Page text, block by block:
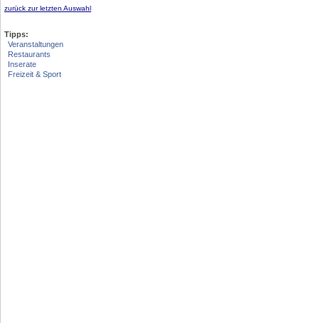
zurück zur letzten Auswahl
Tipps:
Veranstaltungen
Restaurants
Inserate
Freizeit & Sport